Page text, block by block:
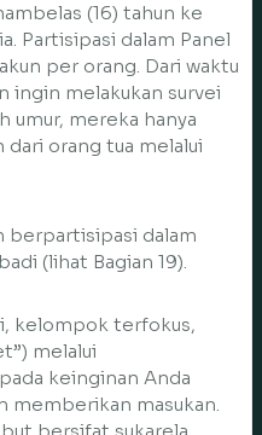
(16) tahun ke
Partisipasi dalam Panel
per orang. Dari waktu
ingin melakukan survei
umur, mereka hanya
orang tua melalui
berpartisipasi dalam
(lihat Bagian 19).
kelompok terfokus,
melalui
keinginan Anda
memberikan masukan.